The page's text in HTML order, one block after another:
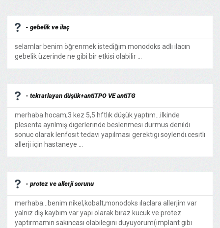
- gebelik ve ilaç
selamlar benim öğrenmek istediğim monodoks adlı ilacın
gebelik üzerinde ne gibi bir etkisi olabilir ...
- tekrarlayan düşük+antiTPO VE antiTG
merhaba hocam;3 kez 5,5 hftlık düşük yaptım...ilkinde
plesenta ayrılmış dıgerlerınde beslenmesı durmus denıldı
sonuc olarak lenfosıt tedavı yapılması gerektıgı soylendı.cesıtlı
allerji için hastaneye ...
- protez ve allerji sorunu
merhaba...benim nikel,kobalt,monodoks ılaclara allerjim var
yalnız diş kaybım var yapı olarak bıraz kucuk ve protez
yaptırmamın sakıncası olabılegını duyuyorum(implant gıbı